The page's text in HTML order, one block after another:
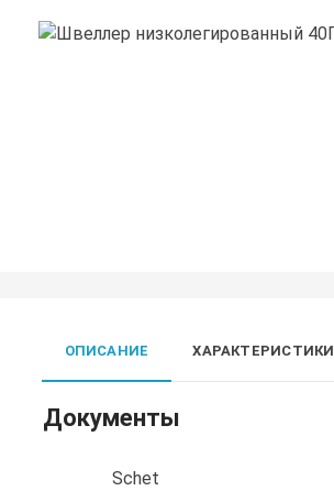
ОПИСАНИЕ ХАРАКТЕРИСТИКИ
Документы
Schet